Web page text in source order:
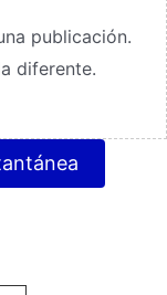
publicación.
diferente.